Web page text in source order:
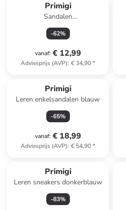
Primigi
Sandalen
donkerblauw/meerkleurig
-62%
vanaf: € 12,99
Adviesprijs (AVP): € 34,90*
Primigi
Leren enkelsandalen blauw
-65%
vanaf: € 18,99
Adviesprijs (AVP): € 54,90*
Primigi
Leren sneakers donkerblauw
-83%